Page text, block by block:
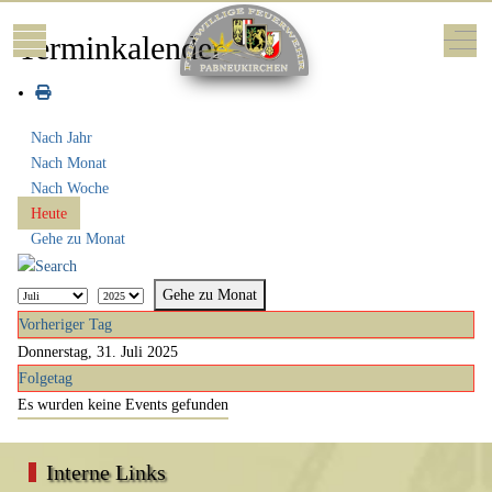
Mobile Menu Toggle Off-
Terminkalender
Nach Jahr
Nach Monat
Nach Woche
Heute
Gehe zu Monat
Gehe zu Monat
Vorheriger Tag
Donnerstag, 31. Juli 2025
Folgetag
Es wurden keine Events gefunden
Interne Links